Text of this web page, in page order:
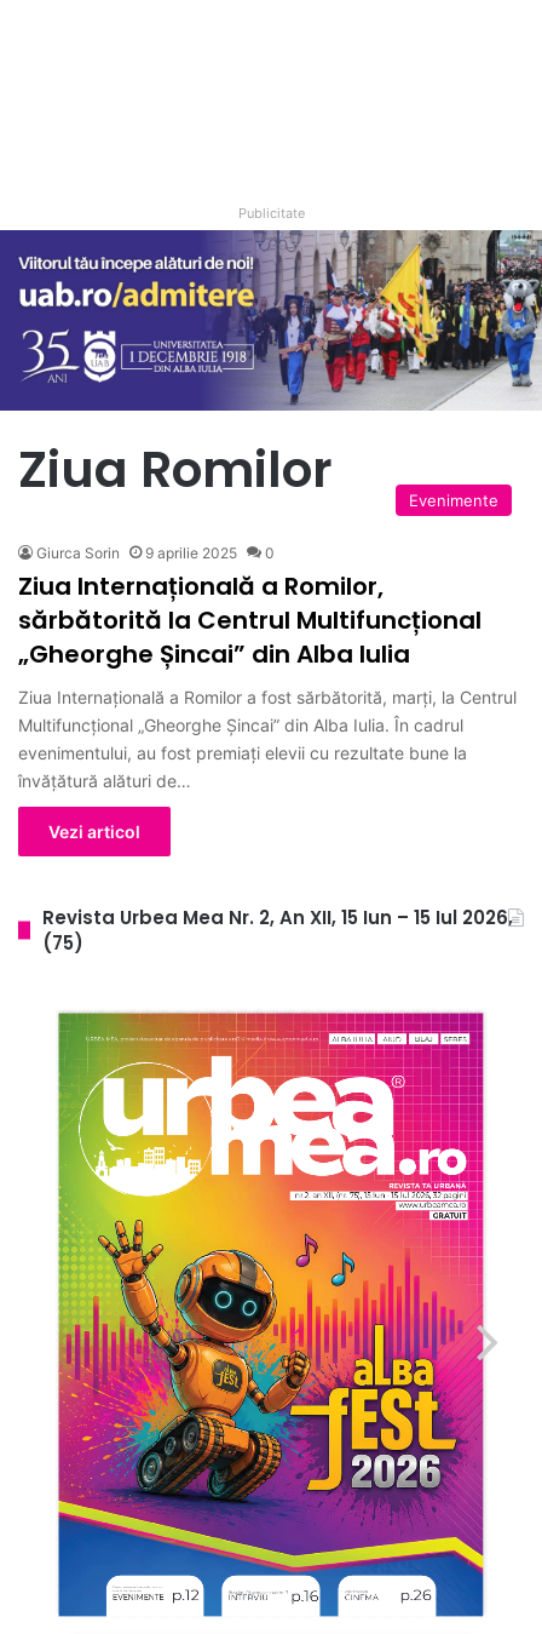
Publicitate
Ziua Romilor Evenimente
Giurca Sorin 9 aprilie 2025 0
Ziua Internațională a Romilor,
sărbătorită la Centrul Multifuncțional
„Gheorghe Șincai” din Alba Iulia
Ziua Internațională a Romilor a fost sărbătorită, marți, la Centrul
Multifuncțional „Gheorghe Șincai” din Alba Iulia. În cadrul
evenimentului, au fost premiați elevii cu rezultate bune la
învățătură alături de…
Vezi articol
Revista Urbea Mea Nr. 2, An XII, 15 Iun – 15 Iul 2026,
(75)